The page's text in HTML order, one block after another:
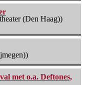
(Den Haag))
met o.a. Deftones,